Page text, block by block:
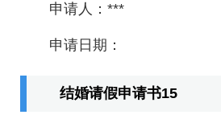
申请人：***
申请日期：
结婚请假申请书15